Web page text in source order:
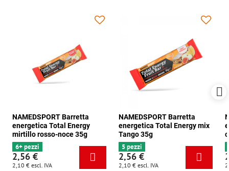
NAMEDSPORT Barretta
energetica Total Energy
mirtillo rosso-noce 35g
6+ pezzi
2,56 €
2,10 € escl. IVA
NAMEDSPORT Barretta
energetica Total Energy mix
Tango 35g
5 pezzi
2,56 €
2,10 € escl. IVA